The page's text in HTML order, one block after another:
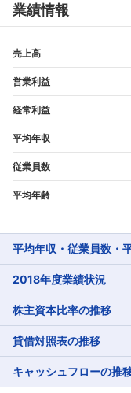
業績情報
売上高
営業利益
経常利益
平均年収
従業員数
平均年齢
平均年収・従業員数・
2018年度業績状況
株主資本比率の推移
貸借対照表の推移
キャッシュフローの推